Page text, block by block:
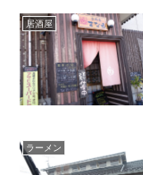
居酒屋
ラーメン